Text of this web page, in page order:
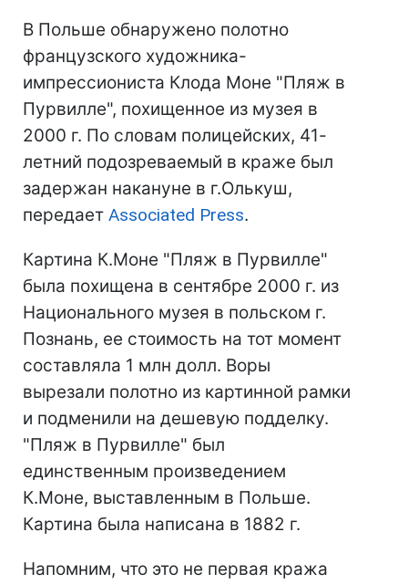
В Польше обнаружено полотно
французского художника-
импрессиониста Клода Моне "Пляж в
Пурвилле", похищенное из музея в
2000 г. По словам полицейских, 41-
летний подозреваемый в краже был
задержан накануне в г.Олькуш,
передает Associated Press.
Картина К.Моне "Пляж в Пурвилле"
была похищена в сентябре 2000 г. из
Национального музея в польском г.
Познань, ее стоимость на тот момент
составляла 1 млн долл. Воры
вырезали полотно из картинной рамки
и подменили на дешевую подделку.
"Пляж в Пурвилле" был
единственным произведением
К.Моне, выставленным в Польше.
Картина была написана в 1882 г.
Напомним, что это не первая кража